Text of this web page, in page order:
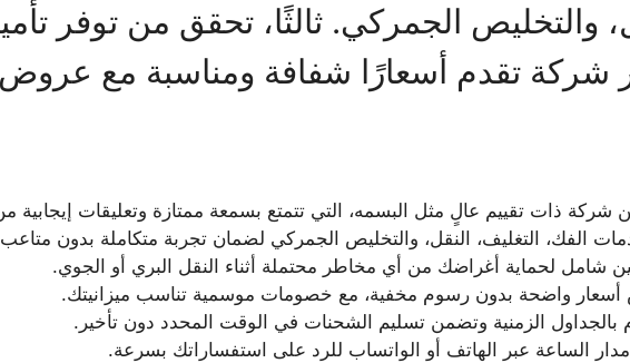
والتخليص الجمركي. ثالثًا، تحقق من توفر
شركة تقدم أسعارًا شفافة ومناسبة مع
ذات تقييم عالٍ مثل البسمه، التي تتمتع بسمعة ممتازة وتعليقات إيجابية
الفك، التغليف، النقل، والتخليص الجمركي لضمان تجربة متكاملة بدون
شامل لحماية أغراضك من أي مخاطر محتملة أثناء النقل البري أو الجوي.
واضحة بدون رسوم مخفية، مع خصومات موسمية تناسب ميزانيتك.
بالجداول الزمنية وتضمن تسليم الشحنات في الوقت المحدد دون تأخير.
الساعة عبر الهاتف أو الواتساب للرد على استفساراتك بسرعة.